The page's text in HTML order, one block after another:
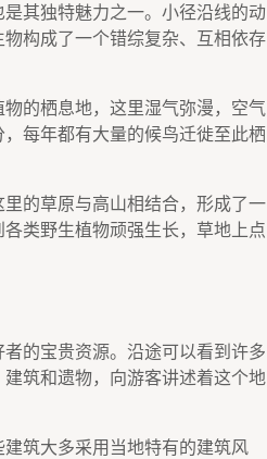
其独特魅力之一。小径沿线的动
构成了一个错综复杂、互相依存
的栖息地，这里湿气弥漫，空气
每年都有大量的候鸟迁徙至此栖
的草原与高山相结合，形成了一
类野生植物顽强生长，草地上点
的宝贵资源。沿途可以看到许多
筑和遗物，向游客讲述着这个地
筑大多采用当地特有的建筑风